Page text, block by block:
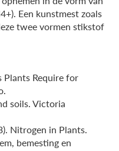
Een kunstmest zoals
twee vormen stikstof
Plants Require for
soils. Victoria
Nitrogen in Plants.
bemesting en